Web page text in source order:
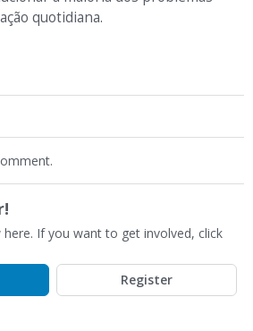
quotidiana.
If you want to get involved, click
Register